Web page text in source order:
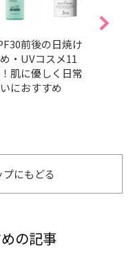
前後の日焼け
・UVコスメ11
肌に優しく日常
におすすめ
にもどる
の記事